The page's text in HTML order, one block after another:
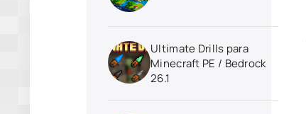
Ultimate Drills para
Minecraft PE / Bedrock
26.1